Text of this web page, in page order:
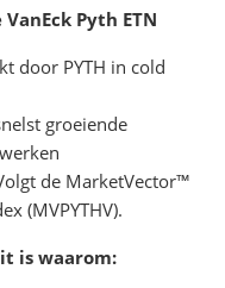
Pyth ETN
door PYTH in cold
groeiende
de MarketVector™
(MVPYTHV).
is waarom: